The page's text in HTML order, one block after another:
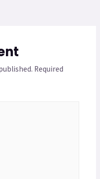
Required